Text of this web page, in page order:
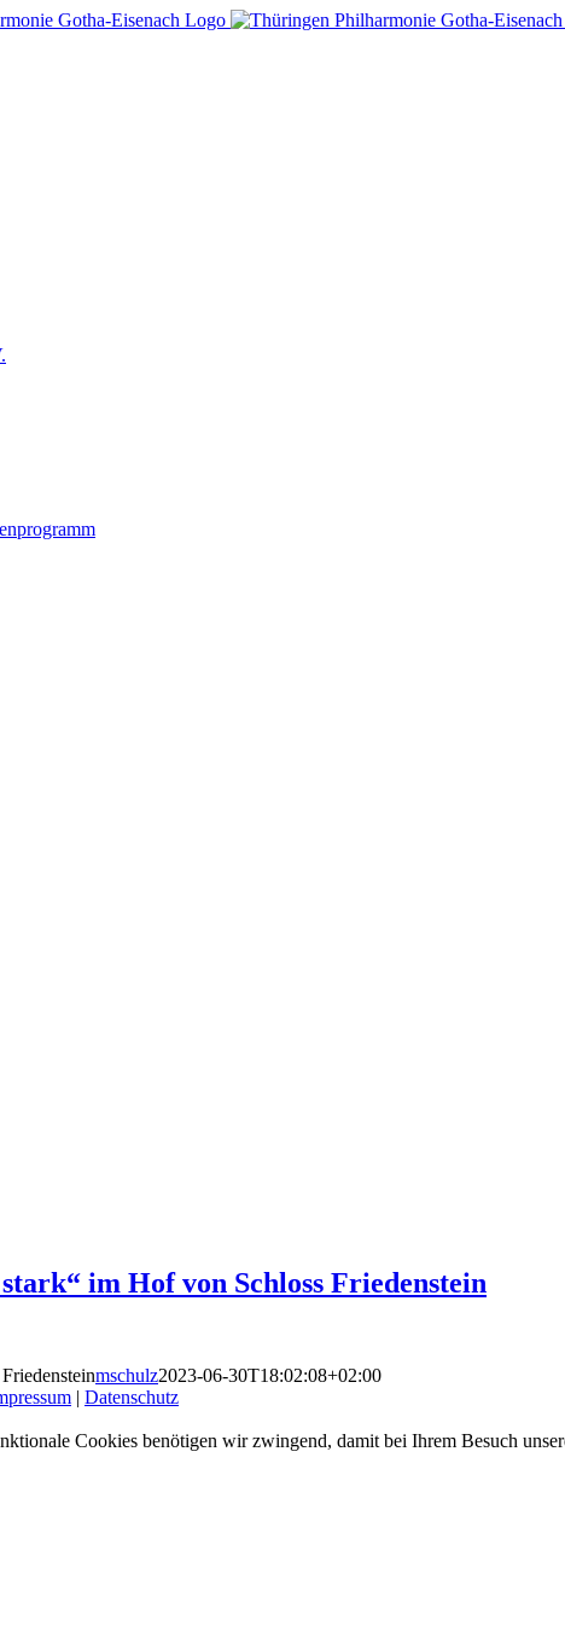
im Hof von Schloss Friedenstein
mschulz2023-06-30T18:02:08+02:00
| Datenschutz
Cookies benötigen wir zwingend, damit bei Ihrem Besuch